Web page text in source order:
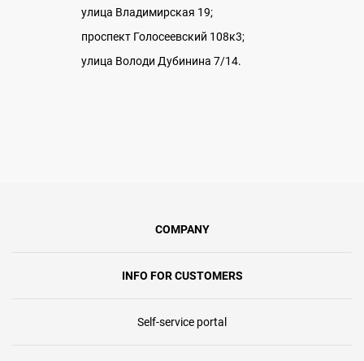
улица Владимирская 19;
проспект Голосеевский 108к3;
улица Володи Дубинина 7/14.
COMPANY
INFO FOR CUSTOMERS
Self-service portal